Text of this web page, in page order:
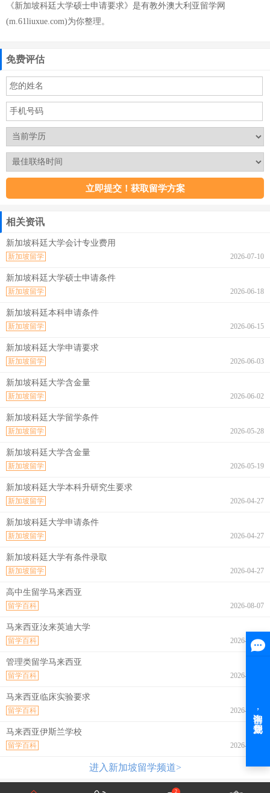
《新加坡科廷大学硕士申请要求》是有教外澳大利亚留学网
(m.61liuxue.com)为你整理。
免费评估
相关资讯
新加坡科廷大学会计专业费用
2026-07-10
新加坡留学
新加坡科廷大学硕士申请条件
2026-06-18
新加坡留学
新加坡科廷本科申请条件
2026-06-15
新加坡留学
新加坡科廷大学申请要求
2026-06-03
新加坡留学
新加坡科廷大学含金量
2026-06-02
新加坡留学
新加坡科廷大学留学条件
2026-05-28
新加坡留学
新加坡科廷大学含金量
2026-05-19
新加坡留学
新加坡科廷大学本科升研究生要求
2026-04-27
新加坡留学
新加坡科廷大学申请条件
2026-04-27
新加坡留学
新加坡科廷大学有条件录取
2026-04-27
新加坡留学
高中生留学马来西亚
2026-08-07
留学百科
马来西亚汝来英迪大学
2026-08-07
留学百科
管理类留学马来西亚
2026-08-07
留学百科
马来西亚临床实验要求
2026-08-07
留学百科
马来西亚伊斯兰学校
2026-08-07
留学百科
进入新加坡留学频道>
2